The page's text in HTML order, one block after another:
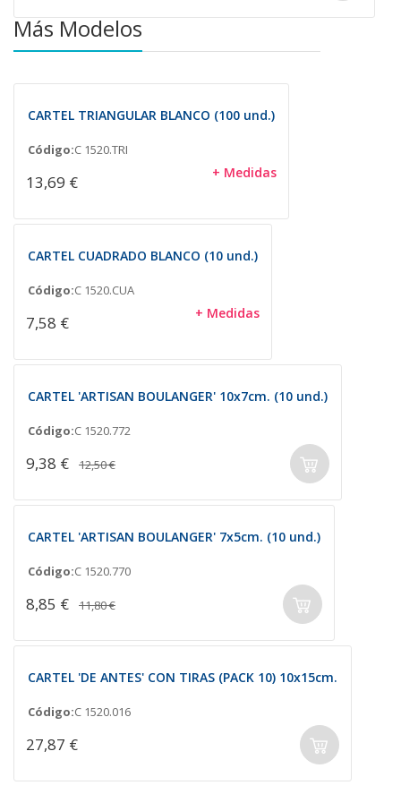
Más Modelos
CARTEL TRIANGULAR BLANCO (100 und.)
Código:C 1520.TRI
13,69 € + Medidas
CARTEL CUADRADO BLANCO (10 und.)
Código:C 1520.CUA
7,58 € + Medidas
CARTEL 'ARTISAN BOULANGER' 10x7cm. (10 und.)
Código:C 1520.772
9,38 € 12,50 €
CARTEL 'ARTISAN BOULANGER' 7x5cm. (10 und.)
Código:C 1520.770
8,85 € 11,80 €
CARTEL 'DE ANTES' CON TIRAS (PACK 10) 10x15cm.
Código:C 1520.016
27,87 €